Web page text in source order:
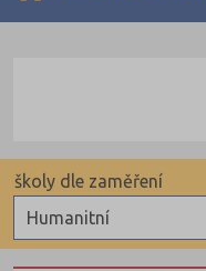
Humanitní
školy dle zaměření